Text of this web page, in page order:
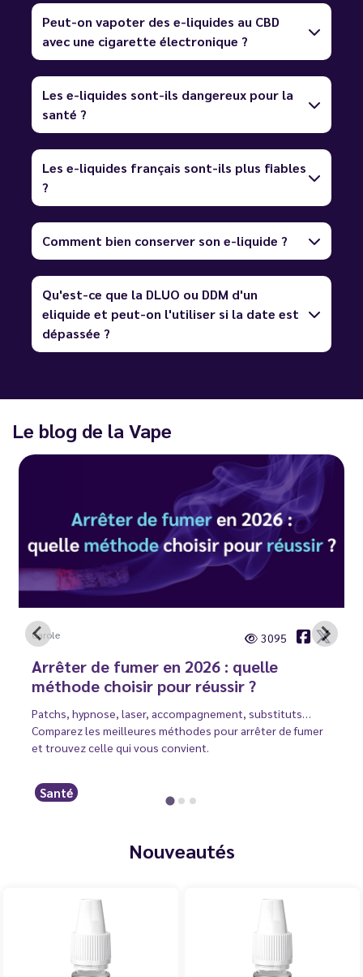
Peut-on vapoter des e-liquides au CBD
avec une cigarette électronique ?
Les e-liquides sont-ils dangereux pour la
santé ?
Les e-liquides français sont-ils plus fiables
?
Comment bien conserver son e-liquide ?
Qu'est-ce que la DLUO ou DDM d'un
eliquide et peut-on l'utiliser si la date est
dépassée ?
Le blog de la Vape
Carole 3095
Arrêter de fumer en 2026 : quelle
méthode choisir pour réussir ?
Patchs, hypnose, laser, accompagnement, substituts…
Comparez les meilleures méthodes pour arrêter de fumer
et trouvez celle qui vous convient.
Santé
Nouveautés